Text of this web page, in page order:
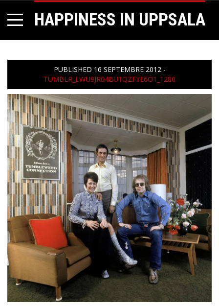
HAPPINESS IN UPPSALA
PUBLISHED 16 SEPTEMBRE 2012-
TUMBLR_LWU9JR04BU1QZFYE6O1_1280